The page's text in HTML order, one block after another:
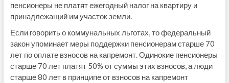
пенсионеры не платят ежегодный налог на квартиру и
принадлежащий им участок земли.
Если говорить о коммунальных льготах, то федеральный
закон упоминает меры поддержки пенсионерам старше 70
лет по оплате взносов на капремонт. Одинокие пенсионеры
старше 70 лет платят 50% от суммы этих взносов, а люди
старше 80 лет в принципе от взносов на капремонт